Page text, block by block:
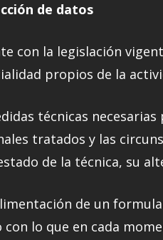
de datos
con la legislación
propios de la
técnicas
tratados y las
de la técnica, su
de un
lo que en cada